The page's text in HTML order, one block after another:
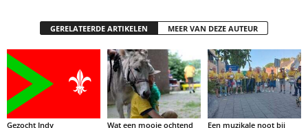
GERELATEERDE ARTIKELEN MEER VAN DEZE AUTEUR
Gezocht Indy
Wat een mooie ochtend
Een muzikale noot bij